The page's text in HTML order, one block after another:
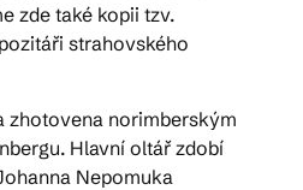
zde také kopii tzv.
strahovského
zhotovena norimberským
Hlavní oltář zdobí
Nepomuka